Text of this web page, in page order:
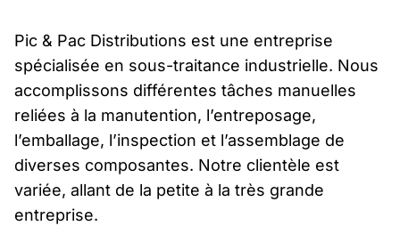
Pic & Pac Distributions est une entreprise
spécialisée en sous-traitance industrielle. Nous
accomplissons différentes tâches manuelles
reliées à la manutention, l’entreposage,
l’emballage, l’inspection et l’assemblage de
diverses composantes. Notre clientèle est
variée, allant de la petite à la très grande
entreprise.